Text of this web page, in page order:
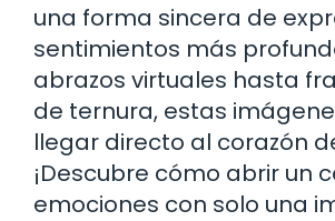
una forma sincera de
sentimientos más
abrazos virtuales hasta
de ternura, estas
llegar directo al corazón
¡Descubre cómo abrir un
emociones con solo una